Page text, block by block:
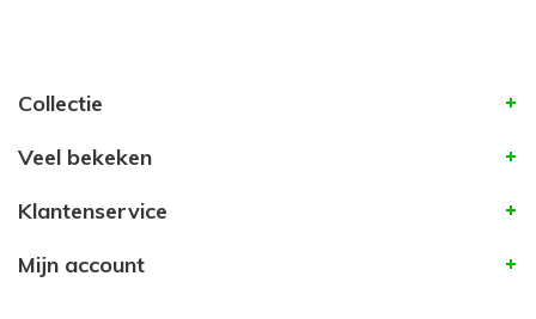
Collectie
Veel bekeken
Klantenservice
Mijn account